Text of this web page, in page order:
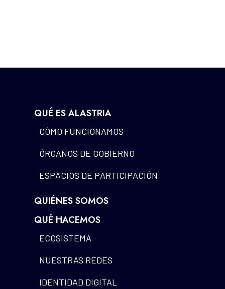
QUÉ ES ALASTRIA
CÓMO FUNCIONAMOS
ÓRGANOS DE GOBIERNO
ESPACIOS DE PARTICIPACIÓN
QUIÉNES SOMOS
QUÉ HACEMOS
ECOSISTEMA
NUESTRAS REDES
IDENTIDAD DIGITAL